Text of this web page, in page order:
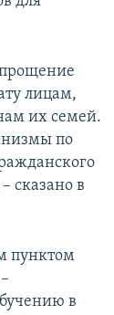
лицам,
их семей.
по
сказано в
пунктом
в